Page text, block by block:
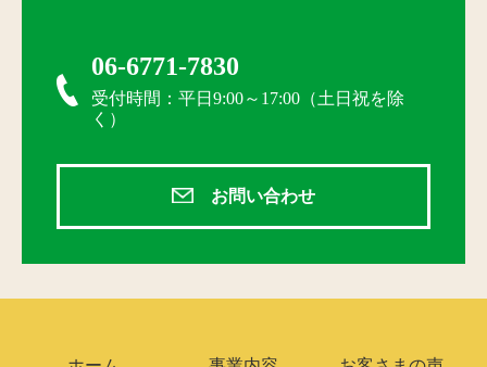
06-6771-7830
受付時間：平日9:00～17:00（土日祝を除
く）
お問い合わせ